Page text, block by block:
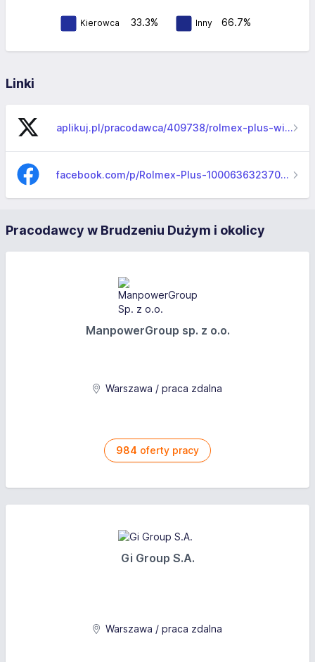
Kierowca 33.3% Inny 66.7%
Linki
aplikuj.pl/pracodawca/409738/rolmex-plus-witold-jankowski
facebook.com/p/Rolmex-Plus-100063632370739
Pracodawcy w Brudzeniu Dużym i okolicy
ManpowerGroup sp. z o.o.
Warszawa / praca zdalna
984 oferty pracy
Gi Group S.A.
Warszawa / praca zdalna